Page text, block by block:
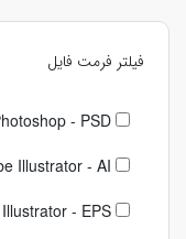
فیلتر فرمت فایل
Adobe Photoshop - PSD
Adobe Illustrator - AI
Adobe Illustrator - EPS